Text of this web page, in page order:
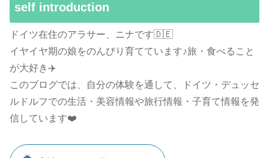
self introduction
ドイツ在住のアラサー、ニナです🇩🇪
イヤイヤ期の娘をのんびり育てています♪旅・食べること
が大好き✈️
このブログでは、自分の体験を通して、ドイツ・デュッセ
ルドルフでの生活・美容情報や旅行情報・子育て情報を発
信しています❤️